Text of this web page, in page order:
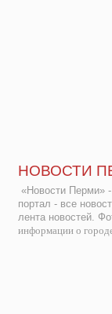
НОВОСТИ
«Новости Перми»
портал - все
лента новостей.
информации о